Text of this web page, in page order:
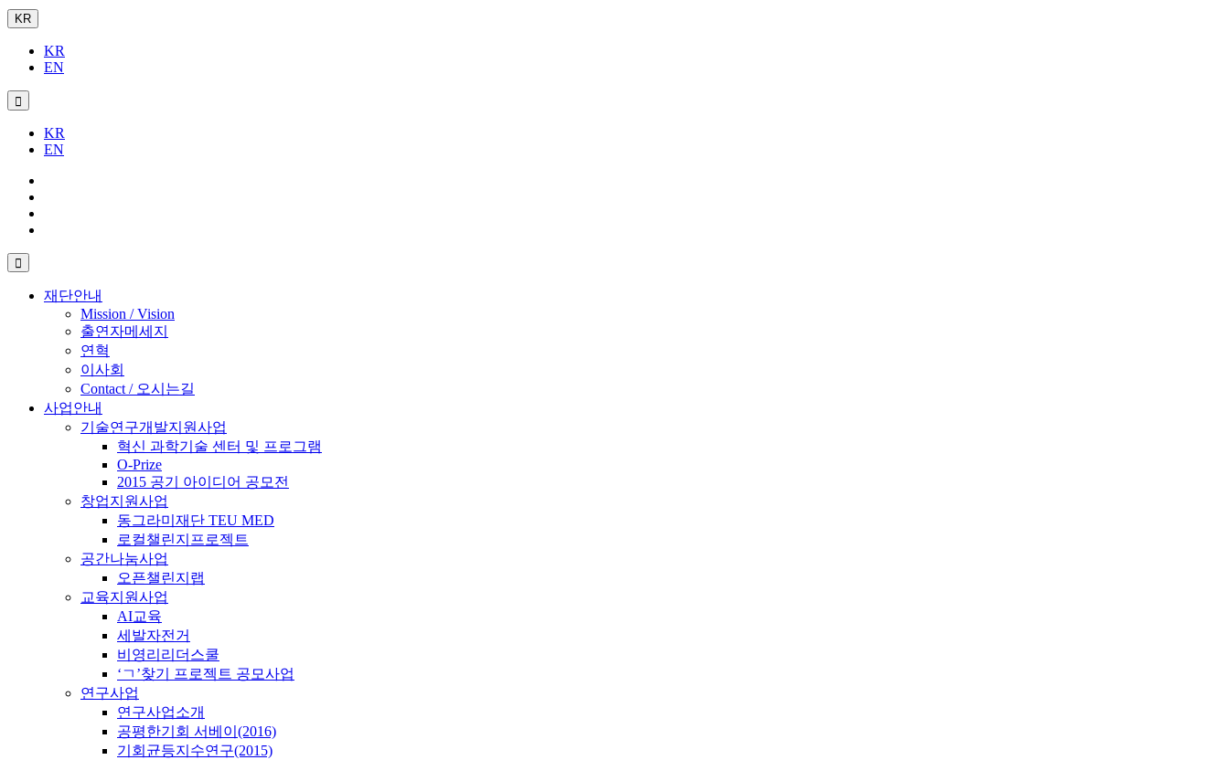
KR
KR
EN
KR
EN
재단안내
Mission / Vision
출연자메세지
연혁
이사회
Contact / 오시는길
사업안내
기술연구개발지원사업
혁신 과학기술 센터 및 프로그램
O-Prize
2015 공기 아이디어 공모전
창업지원사업
동그라미재단 TEU MED
로컬챌린지프로젝트
공간나눔사업
오픈챌린지랩
교육지원사업
AI교육
세발자전거
비영리리더스쿨
‘ㄱ’찾기 프로젝트 공모사업
연구사업
연구사업소개
공평한기회 서베이(2016)
기회균등지수연구(2015)